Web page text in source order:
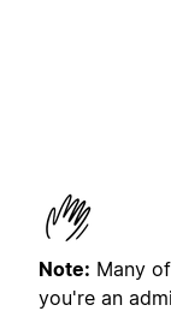
Note: Many
you're an